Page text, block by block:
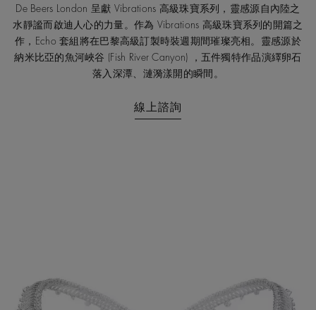
De Beers London 呈獻 Vibrations 高級珠寶系列，靈感源自內陸之
水靜謐而啟迪人心的力量。作為 Vibrations 高級珠寶系列的開篇之
作，Echo 套組將在巴黎高級訂製時裝週期間璀璨亮相。靈感源於
納米比亞的魚河峽谷 (Fish River Canyon) ，五件獨特作品演繹卵石
落入深潭、漣漪漾開的瞬間。
線上諮詢